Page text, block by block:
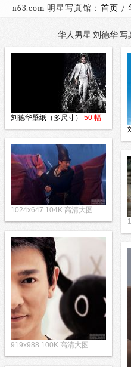
n63.com 明星写真馆： 首页 /
华人男星 刘德华 写
刘德华壁纸（多尺寸）
50 幅
1024x647 104K 高清大图
919x988 100K 高清大图